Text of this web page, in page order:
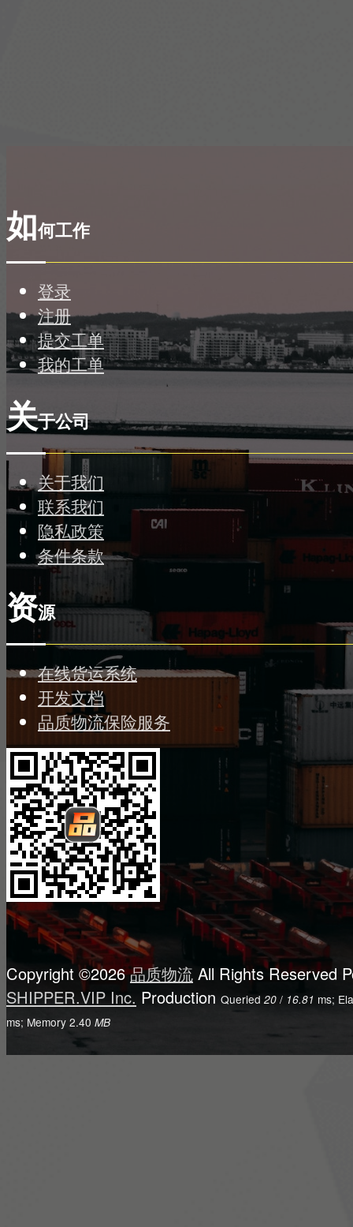
如何工作
登录
注册
提交工单
我的工单
关于公司
关于我们
联系我们
隐私政策
条件条款
资源
在线货运系统
开发文档
品质物流保险服务
Copyright ©2026品质物流 All Rights Reserved
SHIPPER.VIP Inc. Production Queried20 / 16.81 ms;
ms; Memory 2.40 MB